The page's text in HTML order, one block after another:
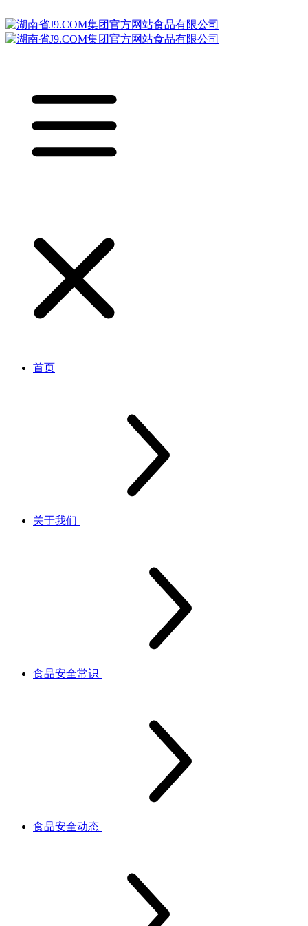
首页
关于我们
食品安全常识
食品安全动态